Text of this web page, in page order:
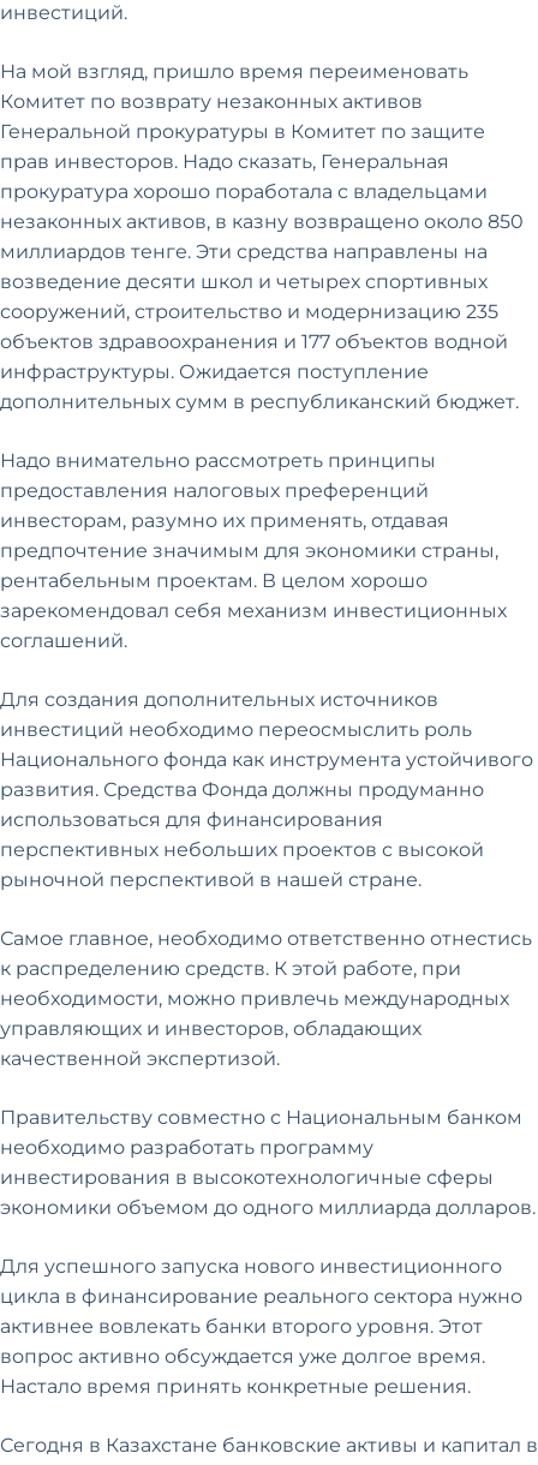
инвестиций.
На мой взгляд, пришло время переименовать
Комитет по возврату незаконных активов
Генеральной прокуратуры в Комитет по защите
прав инвесторов. Надо сказать, Генеральная
прокуратура хорошо поработала с владельцами
незаконных активов, в казну возвращено около 850
миллиардов тенге. Эти средства направлены на
возведение десяти школ и четырех спортивных
сооружений, строительство и модернизацию 235
объектов здравоохранения и 177 объектов водной
инфраструктуры. Ожидается поступление
дополнительных сумм в республиканский бюджет.
Надо внимательно рассмотреть принципы
предоставления налоговых преференций
инвесторам, разумно их применять, отдавая
предпочтение значимым для экономики страны,
рентабельным проектам. В целом хорошо
зарекомендовал себя механизм инвестиционных
соглашений.
Для создания дополнительных источников
инвестиций необходимо переосмыслить роль
Национального фонда как инструмента устойчивого
развития. Средства Фонда должны продуманно
использоваться для финансирования
перспективных небольших проектов с высокой
рыночной перспективой в нашей стране.
Самое главное, необходимо ответственно отнестись
к распределению средств. К этой работе, при
необходимости, можно привлечь международных
управляющих и инвесторов, обладающих
качественной экспертизой.
Правительству совместно с Национальным банком
необходимо разработать программу
инвестирования в высокотехнологичные сферы
экономики объемом до одного миллиарда долларов.
Для успешного запуска нового инвестиционного
цикла в финансирование реального сектора нужно
активнее вовлекать банки второго уровня. Этот
вопрос активно обсуждается уже долгое время.
Настало время принять конкретные решения.
Сегодня в Казахстане банковские активы и капитал в